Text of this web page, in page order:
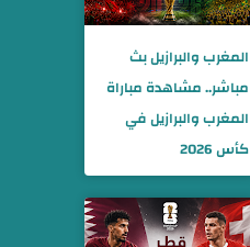
المغرب والبرازيل بث
مباشر.. مشاهدة مباراة
المغرب والبرازيل في
كأس 2026